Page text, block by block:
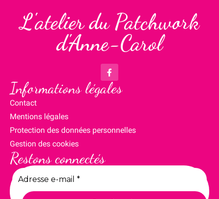
L'atelier du Patchwork
d'Anne-Carol
Informations légales
Contact
Mentions légales
Protection des données personnelles
Gestion des cookies
Restons connectés